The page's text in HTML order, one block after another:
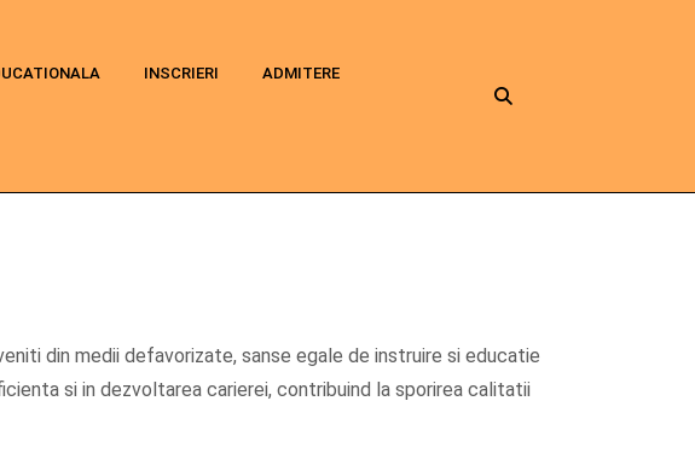
INSCRIERI ADMITERE
din medii defavorizate, sanse egale de instruire si educatie
si in dezvoltarea carierei, contribuind la sporirea calitatii